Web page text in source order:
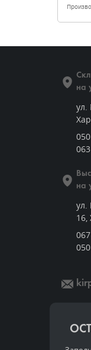
на
ул.
на
ул.
16,